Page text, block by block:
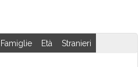
Famiglie Età Stranieri